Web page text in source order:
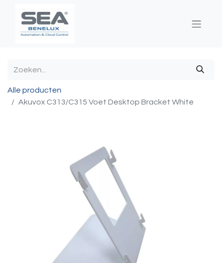
Alle producten
Akuvox C313/C315 Voet Desktop Bracket White